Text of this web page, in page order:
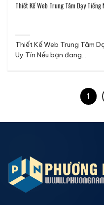
Thiết Kế Web Trung Tâm Dạy Tiếng
Thiết Kế Web Trung Tâm
Uy Tín Nếu bạn đang...
1